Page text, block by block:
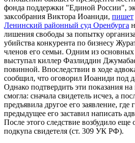
фонда поддержки "Единой России",
заксобрания Виктора Иоаниди, пишет
Ленинский районный суд Оренбурга
лишения свободы за попытку
убийства конкурента по бизнесу
членов его семьи. Одним из основных
выступал киллер Фазлиддин
повинной. Впоследствии в ходе
сообщил, что оговорил Иоаниди под
Однако подтвердить эти показания
смогла: сначала свидетель исчез, а
предъявила другое его заявление, где
предыдущее его заставил написать
После этого следствие возбудило еще
подкупа свидетеля (ст. 309 УК РФ).